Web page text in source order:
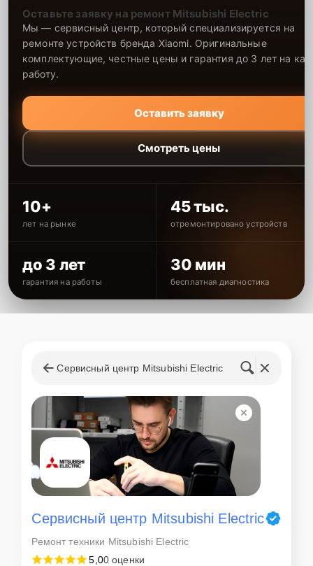
соблюдение договоренностей.
Чтобы оформить заявку, позвоните по номеру
+7 (861) 212-35-79
или приезжайте по адресу Зиповская улица, 9/1, и специалисты
согласуют удобное время визита мастера.
Оставьте заявку на ремонт Mitsubishi Electric
Мы — сервисный центр, который специализируется на
ремонте устройств бренда Xiaomi. Оригинальные
комплектующие, честные цены и гарантия до 3 лет на
работу.
Оставить заявку
Смотреть цены
10+
лет на рынке
45 тыс.
отремонтировано устройств
до 3 лет
гарантия на работы
30 мин
бесплатная диагностика
Сервисный центр Mitsubishi Electric
Сервисный центр Mitsubishi Electric
Ремонт техники Mitsubishi Electric
5,00 оценки